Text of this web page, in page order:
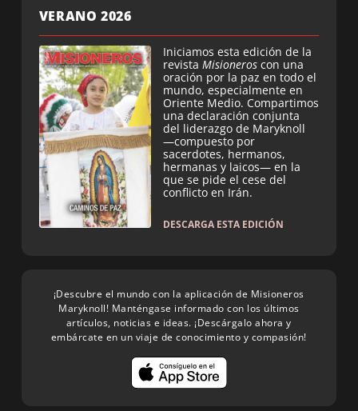
VERANO 2026
Iniciamos esta edición de la
revista Misioneros con una
oración por la paz en todo el
mundo, especialmente en
Oriente Medio. Compartimos
una declaración conjunta
del liderazgo de Maryknoll
—compuesto por
sacerdotes, hermanos,
hermanas y laicos— en la
que se pide el cese del
conflicto en Irán.
DESCARGA ESTA EDICIÓN
¡Descubre el mundo con la aplicación de Misioneros
Maryknoll! Manténgase informado con los últimos
artículos, noticias e ideas. ¡Descárgalo ahora y
embárcate en un viaje de conocimiento y compasión!